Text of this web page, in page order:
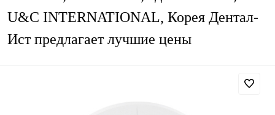
U&C INTERNATIONAL, Корея Дентал-
Ист предлагает лучшие цены